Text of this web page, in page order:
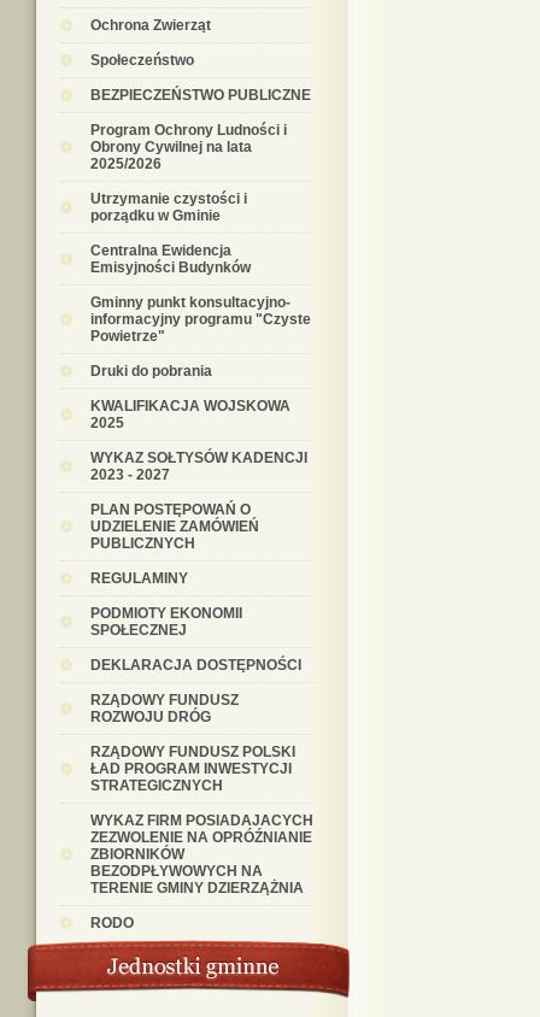
Ochrona Zwierząt
Społeczeństwo
BEZPIECZEŃSTWO PUBLICZNE
Program Ochrony Ludności i
Obrony Cywilnej na lata
2025/2026
Utrzymanie czystości i
porządku w Gminie
Centralna Ewidencja
Emisyjności Budynków
Gminny punkt konsultacyjno-
informacyjny programu "Czyste
Powietrze"
Druki do pobrania
KWALIFIKACJA WOJSKOWA
2025
WYKAZ SOŁTYSÓW KADENCJI
2023 - 2027
PLAN POSTĘPOWAŃ O
UDZIELENIE ZAMÓWIEŃ
PUBLICZNYCH
REGULAMINY
PODMIOTY EKONOMII
SPOŁECZNEJ
DEKLARACJA DOSTĘPNOŚCI
RZĄDOWY FUNDUSZ
ROZWOJU DRÓG
RZĄDOWY FUNDUSZ POLSKI
ŁAD PROGRAM INWESTYCJI
STRATEGICZNYCH
WYKAZ FIRM POSIADAJACYCH
ZEZWOLENIE NA OPRÓŹNIANIE
ZBIORNIKÓW
BEZODPŁYWOWYCH NA
TERENIE GMINY DZIERZĄŻNIA
RODO